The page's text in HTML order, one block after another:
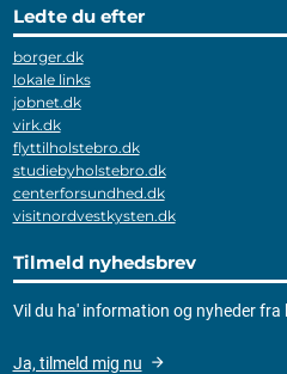
Ledte du efter
borger.dk
lokale links
jobnet.dk
virk.dk
flyttilholstebro.dk
studiebyholstebro.dk
centerforsundhed.dk
visitnordvestkysten.dk
Tilmeld nyhedsbrev
Vil du ha' information og nyheder fra
Ja, tilmeld mig nu